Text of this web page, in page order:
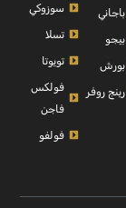
باجاني
بيجو
بورش
رينج روفر
سوزوكي
تسلا
تويوتا
فولكس
فاجن
فولفو